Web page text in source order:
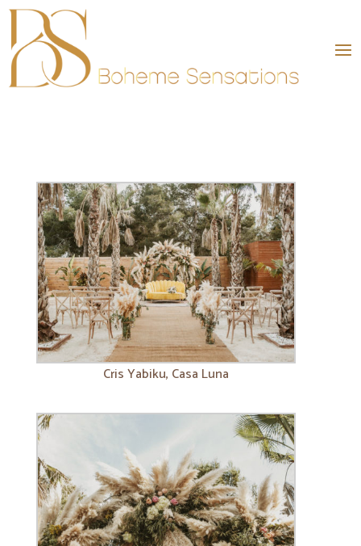
Cris Yabiku, Casa Luna